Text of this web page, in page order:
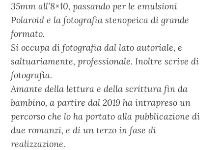
35mm all’8×10, passando per le emulsioni
Polaroid e la fotografia stenopeica di grande
formato.
Si occupa di fotografia dal lato autoriale, e
saltuariamente, professionale. Inoltre scrive di
fotografia.
Amante della lettura e della scrittura fin da
bambino, a partire dal 2019 ha intrapreso un
percorso che lo ha portato alla pubblicazione di
due romanzi, e di un terzo in fase di
realizzazione.